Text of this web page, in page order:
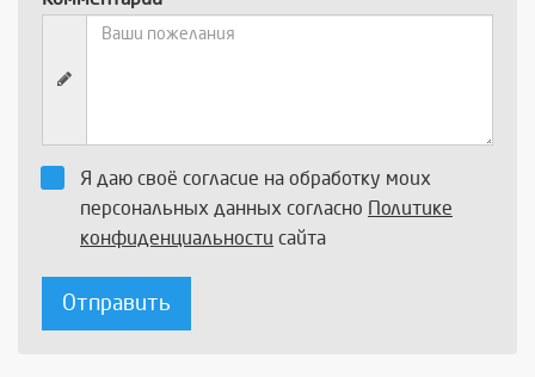
Я даю своё согласие на обработку моих
персональных данных согласно Политике
конфиденциальности сайта
Отправить